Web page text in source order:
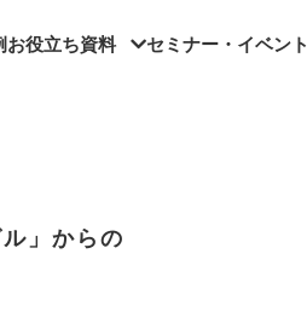
お役立ち資料 セミナー・イベント
」からの